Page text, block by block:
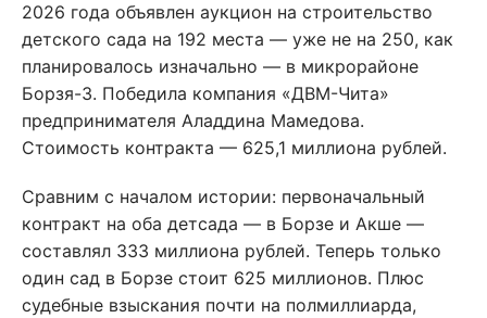
2026 года объявлен аукцион на строительство
детского сада на 192 места — уже не на 250, как
планировалось изначально — в микрорайоне
Борзя-3. Победила компания «ДВМ-Чита»
предпринимателя Аладдина Мамедова.
Стоимость контракта — 625,1 миллиона рублей.
Сравним с началом истории: первоначальный
контракт на оба детсада — в Борзе и Акше —
составлял 333 миллиона рублей. Теперь только
один сад в Борзе стоит 625 миллионов. Плюс
судебные взыскания почти на полмиллиарда,